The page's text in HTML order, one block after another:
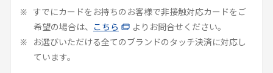
すでにカードをお持ちのお客様で非接触対応カードをご
希望の場合は、
こちら
よりお問合せください。
お選びいただける全てのブランドのタッチ決済に対応し
ています。